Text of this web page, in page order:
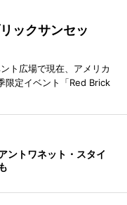
ックサンセッ
ト広場で現在、アメリカ
限定イベント「Red Brick
ントワネット・スタイ